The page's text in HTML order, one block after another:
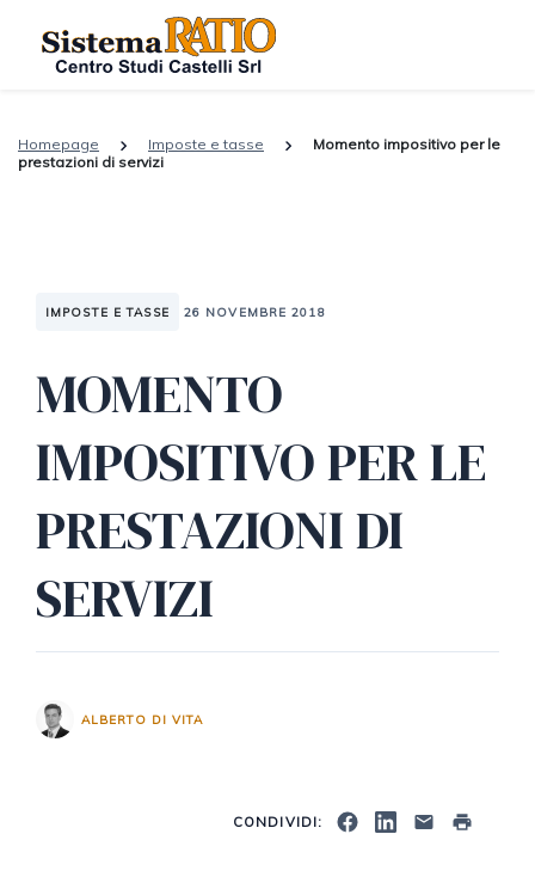
Homepage Imposte e tasse
Momento impositivo per le
prestazioni di servizi
IMPOSTE E TASSE 26 NOVEMBRE 2018
MOMENTO
IMPOSITIVO PER LE
PRESTAZIONI DI
SERVIZI
ALBERTO DI VITA
CONDIVIDI: